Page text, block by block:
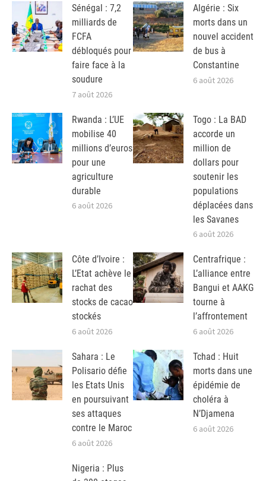
Sénégal : 7,2
milliards de
FCFA
débloqués pour
faire face à la
soudure
7 août 2026
Algérie : Six
morts dans un
nouvel accident
de bus à
Constantine
6 août 2026
Rwanda : L’UE
mobilise 40
millions d’euros
pour une
agriculture
durable
6 août 2026
Togo : La BAD
accorde un
million de
dollars pour
soutenir les
populations
déplacées dans
les Savanes
6 août 2026
Côte d’Ivoire :
L’Etat achève le
rachat des
stocks de cacao
stockés
6 août 2026
Centrafrique :
L’alliance entre
Bangui et AAKG
tourne à
l’affrontement
6 août 2026
Sahara : Le
Polisario défie
les Etats Unis
en poursuivant
ses attaques
contre le Maroc
6 août 2026
Tchad : Huit
morts dans une
épidémie de
choléra à
N’Djamena
6 août 2026
Nigeria : Plus